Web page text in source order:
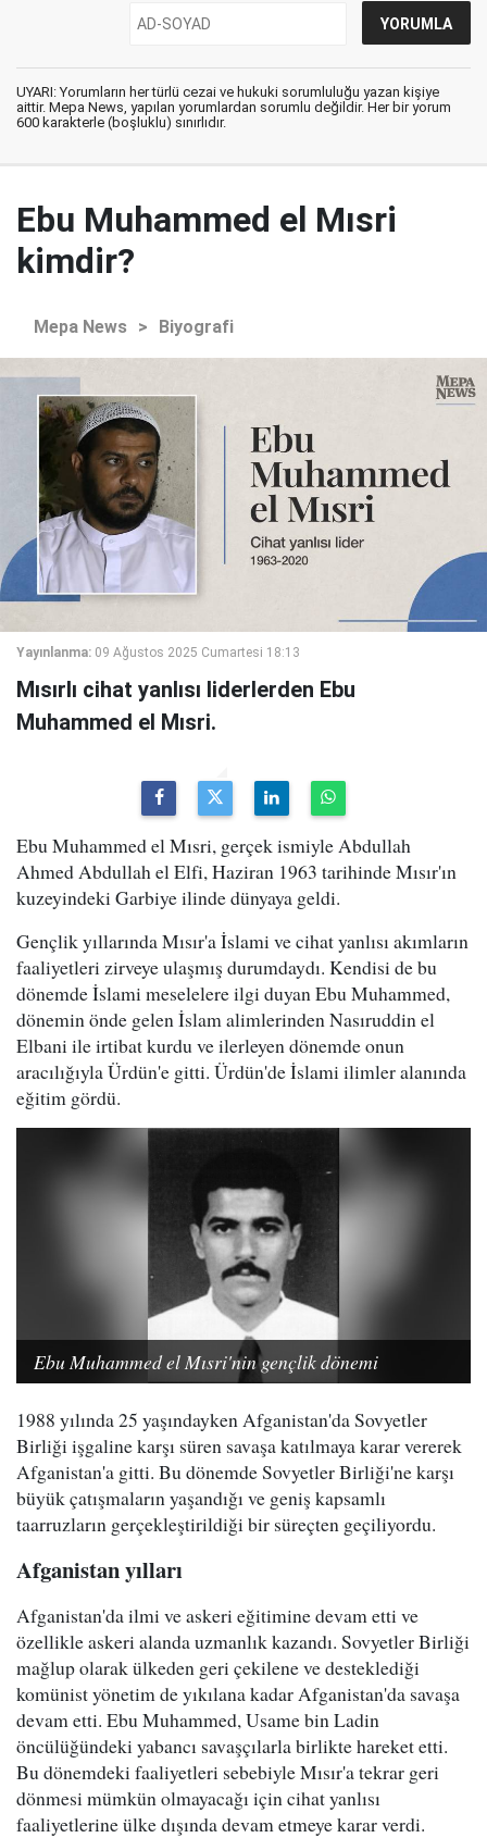
UYARI: Yorumların her türlü cezai ve hukuki sorumluluğu yazan kişiye
aittir. Mepa News, yapılan yorumlardan sorumlu değildir. Her bir yorum
600 karakterle (boşluklu) sınırlıdır.
Ebu Muhammed el Mısri
kimdir?
Mepa News > Biyografi
Yayınlanma: 09 Ağustos 2025 Cumartesi 18:13
Mısırlı cihat yanlısı liderlerden Ebu
Muhammed el Mısri.
Ebu Muhammed el Mısri, gerçek ismiyle Abdullah
Ahmed Abdullah el Elfi, Haziran 1963 tarihinde Mısır'ın
kuzeyindeki Garbiye ilinde dünyaya geldi.
Gençlik yıllarında Mısır'a İslami ve cihat yanlısı akımların
faaliyetleri zirveye ulaşmış durumdaydı. Kendisi de bu
dönemde İslami meselelere ilgi duyan Ebu Muhammed,
dönemin önde gelen İslam alimlerinden Nasıruddin el
Elbani ile irtibat kurdu ve ilerleyen dönemde onun
aracılığıyla Ürdün'e gitti. Ürdün'de İslami ilimler alanında
eğitim gördü.
Ebu Muhammed el Mısri'nin gençlik dönemi
1988 yılında 25 yaşındayken Afganistan'da Sovyetler
Birliği işgaline karşı süren savaşa katılmaya karar vererek
Afganistan'a gitti. Bu dönemde Sovyetler Birliği'ne karşı
büyük çatışmaların yaşandığı ve geniş kapsamlı
taarruzların gerçekleştirildiği bir süreçten geçiliyordu.
Afganistan yılları
Afganistan'da ilmi ve askeri eğitimine devam etti ve
özellikle askeri alanda uzmanlık kazandı. Sovyetler Birliği
mağlup olarak ülkeden geri çekilene ve desteklediği
komünist yönetim de yıkılana kadar Afganistan'da savaşa
devam etti. Ebu Muhammed, Usame bin Ladin
öncülüğündeki yabancı savaşçılarla birlikte hareket etti.
Bu dönemdeki faaliyetleri sebebiyle Mısır'a tekrar geri
dönmesi mümkün olmayacağı için cihat yanlısı
faaliyetlerine ülke dışında devam etmeye karar verdi.